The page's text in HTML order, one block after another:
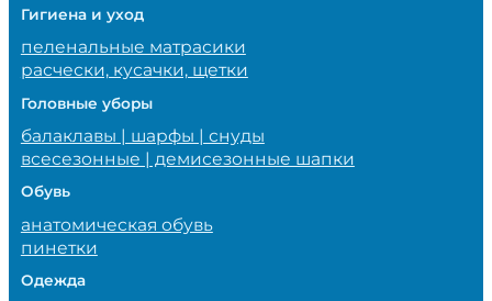
Гигиена и уход
пеленальные матрасики
расчески, кусачки, щетки
Головные уборы
балаклавы | шарфы | снуды
всесезонные | демисезонные шапки
Обувь
анатомическая обувь
пинетки
Одежда